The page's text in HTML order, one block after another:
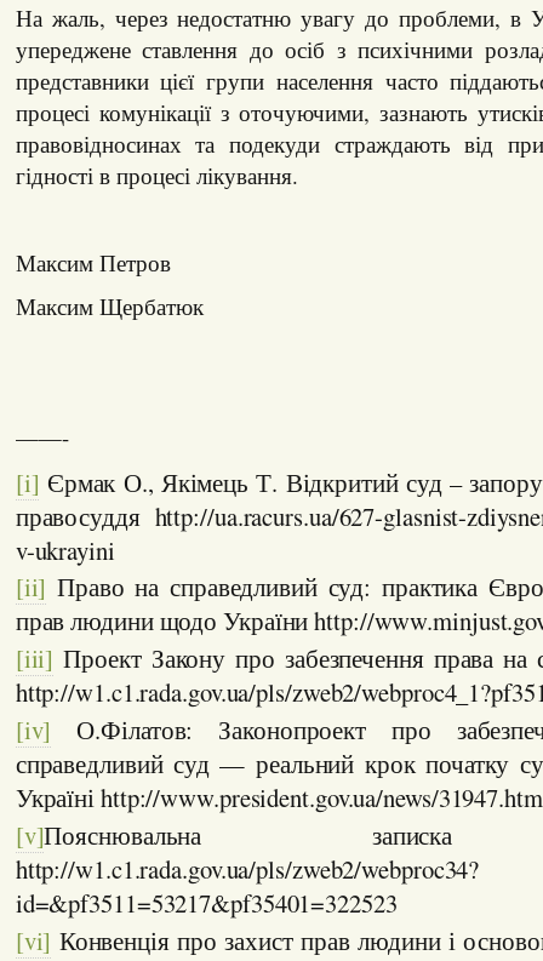
На жаль, через недостатню увагу до проблеми, в
упереджене ставлення до осіб з психічними
представники цієї групи населення часто
процесі комунікації з оточуючими, зазнають
правовідносинах та подекуди страждають від
гідності в процесі лікування.
Максим Петров
Максим Щербатюк
——-
[i] Єрмак О., Якімець Т. Відкритий суд –
правосуддя http://ua.racurs.ua/627-glasnist-
v-ukrayini
[ii] Право на справедливий суд: практика
прав людини щодо України http://
[iii] Проект Закону про забезпечення права на
http://w1.c1.rada.gov.ua/pls/zweb2/
[iv] О.Філатов: Законопроект про
справедливий суд — реальний крок початку
Україні http://www.president.gov.ua/news/
[v]Пояснювальна записка
http://w1.c1.rada.gov.ua/pls/zweb2/webproc34?
id=&pf3511=53217&pf35401=322523
[vi] Конвенція про захист прав людини і